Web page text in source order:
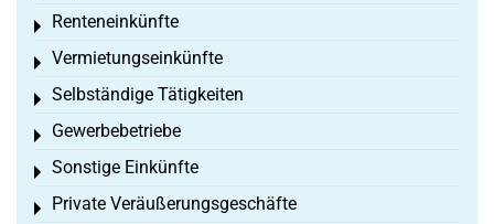
Renteneinkünfte
Toggle menu
Vermietungseinkünfte
Toggle menu
Selbständige Tätigkeiten
Toggle menu
Gewerbebetriebe
Toggle menu
Sonstige Einkünfte
Toggle menu
Private Veräußerungsgeschäfte
Toggle menu